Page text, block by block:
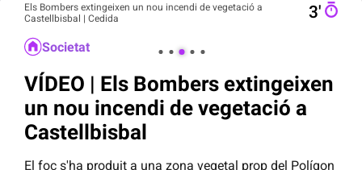
Els Bombers extingeixen un nou incendi de vegetació a
Castellbisbal | Cedida
3′
Societat
VÍDEO | Els Bombers extingeixen
un nou incendi de vegetació a
Castellbisbal
El foc s'ha produit a una zona vegetal prop del Polígon